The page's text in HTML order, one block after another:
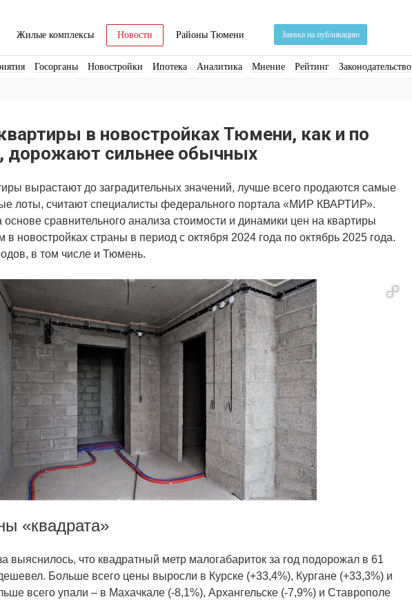
Жилые комплексы Новости Районы Тюмени Заявка на публикацию
Госорганы Новостройки Ипотека Аналитика Мнение Рейтинг Законодательство
в новостройках Тюмени, как и по
дорожают сильнее обычных
вырастают до заградительных значений, лучше всего продаются самые
лоты, считают специалисты федерального портала «МИР КВАРТИР».
сравнительного анализа стоимости и динамики цен на квартиры
новостройках страны в период с октября 2024 года по октябрь 2025 года.
в том числе и Тюмень.
«квадрата»
выяснилось, что квадратный метр малогабариток за год подорожал в 61
Больше всего цены выросли в Курске (+33,4%), Кургане (+33,3%) и
всего упали – в Махачкале (-8,1%), Архангельске (-7,9%) и Ставрополе